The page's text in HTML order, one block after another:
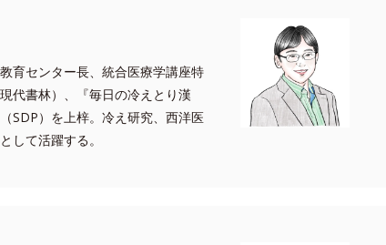
育センター長、統合医療学講座特
代書林）、『毎日の冷えとり漢
SDP）を上梓。冷え研究、西洋医
して活躍する。